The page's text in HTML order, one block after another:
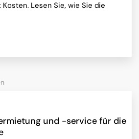
Lesen Sie, wie Sie die
und -service für die